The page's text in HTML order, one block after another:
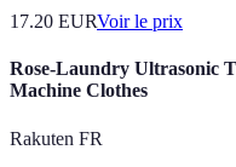
17.20 EURVoir le prix
Rose-Laundry Ultrasonic
Machine Clothes
Rakuten FR